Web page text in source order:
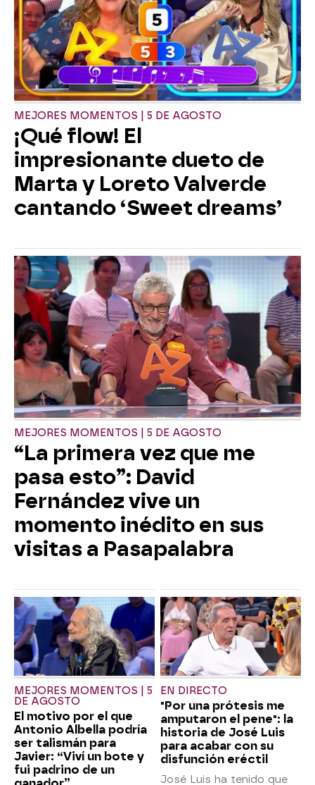
MEJORES MOMENTOS | 5 DE AGOSTO
¡Qué flow! El
impresionante dueto de
Marta y Loreto Valverde
cantando ‘Sweet dreams’
MEJORES MOMENTOS | 5 DE AGOSTO
“La primera vez que me
pasa esto”: David
Fernández vive un
momento inédito en sus
visitas a Pasapalabra
MEJORES MOMENTOS | 5
DE AGOSTO
El motivo por el que
Antonio Albella podría
ser talismán para
Javier: “Viví un bote y
fui padrino de un
EN DIRECTO
"Por una prótesis me
amputaron el pene": la
historia de José Luis
para acabar con su
disfunción eréctil
José Luis ha tenido que